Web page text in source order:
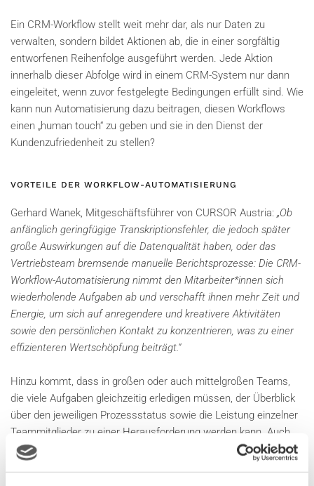
Ein CRM-Workflow stellt weit mehr dar, als nur Daten zu
verwalten, sondern bildet Aktionen ab, die in einer sorgfältig
entworfenen Reihenfolge ausgeführt werden. Jede Aktion
innerhalb dieser Abfolge wird in einem CRM-System nur dann
eingeleitet, wenn zuvor festgelegte Bedingungen erfüllt sind. Wie
kann nun Automatisierung dazu beitragen, diesen Workflows
einen „human touch“ zu geben und sie in den Dienst der
Kundenzufriedenheit zu stellen?
VORTEILE DER WORKFLOW-AUTOMATISIERUNG
Gerhard Wanek, Mitgeschäftsführer von CURSOR Austria: „Ob
anfänglich geringfügige Transkriptionsfehler, die jedoch später
große Auswirkungen auf die Datenqualität haben, oder das
Vertriebsteam bremsende manuelle Berichtsprozesse: Die CRM-
Workflow-Automatisierung nimmt den Mitarbeiter*innen sich
wiederholende Aufgaben ab und verschafft ihnen mehr Zeit und
Energie, um sich auf anregendere und kreativere Aktivitäten
sowie den persönlichen Kontakt zu konzentrieren, was zu einer
effizienteren Wertschöpfung beiträgt.“
Hinzu kommt, dass in großen oder auch mittelgroßen Teams,
die viele Aufgaben gleichzeitig erledigen müssen, der Überblick
über den jeweiligen Prozessstatus sowie die Leistung einzelner
Teammitglieder zu einer Herausforderung werden kann. Auch
hier unterstützen CRM-Workflow-Automatisierungstools, indem
sie dem Management und Abteilungsleiter*innen Transparenz